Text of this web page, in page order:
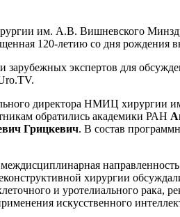
им. А.В. Вишневского
120-летию со дня рождения
экспертов для
директора НМИЦ хирургии
обратились академики РАН
Грицкевич. В состав
хирургии
и уротелиального рака,
искусственного